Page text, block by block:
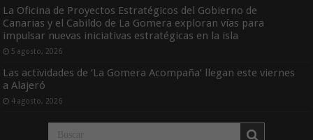
La Oficina de Proyectos Estratégicos del Gobierno de
Canarias y el Cabildo de La Gomera exploran vías para
impulsar nuevas iniciativas estratégicas en la isla
5 agosto, 2026
Las actividades de ‘La Gomera Acompaña’ llegan este viernes
a Alajeró
4 agosto, 2026